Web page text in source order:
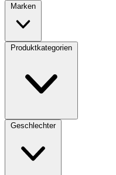
Marken
Produktkategorien
Geschlechter